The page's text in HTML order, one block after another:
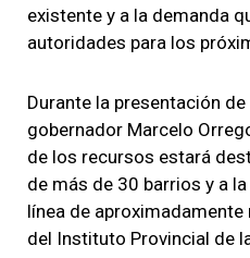
existente y a la demanda
autoridades para los
Durante la presentación
gobernador Marcelo
de los recursos estará
de más de 30 barrios y a
línea de
del Instituto Provincial de